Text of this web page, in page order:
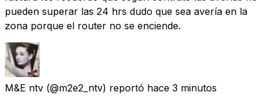
pueden superar las 24 hrs dudo que sea avería en la
zona porque el router no se enciende.
M&E ntv (@m2e2_ntv) reportó hace 3 minutos